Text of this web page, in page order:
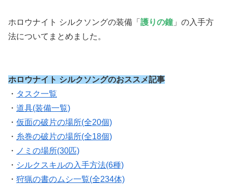
ホロウナイト シルクソングの装備「 護りの鐘 」の入手方
法についてまとめました。
ホロウナイト シルクソングのおススメ記事
・ タスク一覧
・ 道具(装備一覧)
・ 仮面の破片の場所(全20個)
・ 糸巻の破片の場所(全18個)
・ ノミの場所(30匹)
・ シルクスキルの入手方法(6種)
・ 狩猟の書のムシ一覧(全234体)